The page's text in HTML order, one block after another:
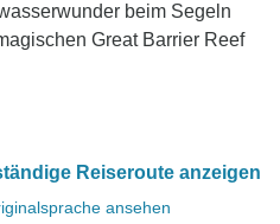
beim Segeln
Great Barrier Reef
Reiseroute anzeigen
ansehen